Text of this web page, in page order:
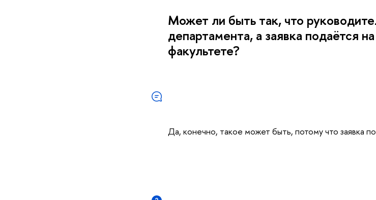
Может ли быть так, что
департамента, а заявка подаётся
факультете?
Да, конечно, такое может быть, потому что заявка